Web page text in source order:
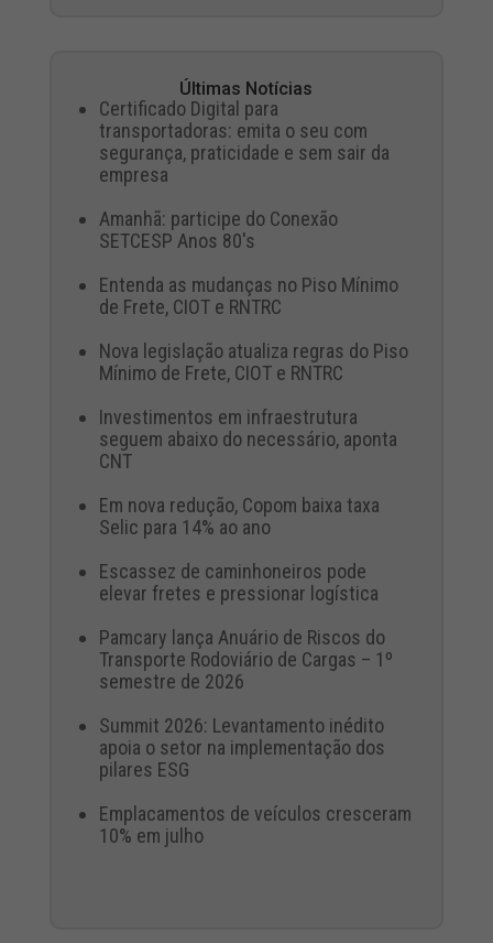
Últimas Notícias
Certificado Digital para
transportadoras: emita o seu com
segurança, praticidade e sem sair da
empresa
Amanhã: participe do Conexão
SETCESP Anos 80's
Entenda as mudanças no Piso Mínimo
de Frete, CIOT e RNTRC
Nova legislação atualiza regras do Piso
Mínimo de Frete, CIOT e RNTRC
Investimentos em infraestrutura
seguem abaixo do necessário, aponta
CNT
Em nova redução, Copom baixa taxa
Selic para 14% ao ano
Escassez de caminhoneiros pode
elevar fretes e pressionar logística
Pamcary lança Anuário de Riscos do
Transporte Rodoviário de Cargas – 1º
semestre de 2026
Summit 2026: Levantamento inédito
apoia o setor na implementação dos
pilares ESG
Emplacamentos de veículos cresceram
10% em julho